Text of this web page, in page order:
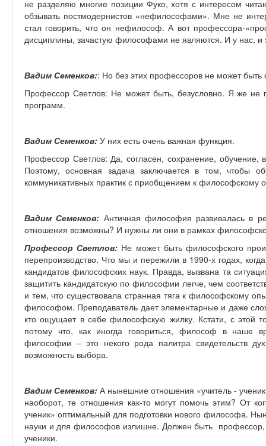
не разделяю многие позиции Фуко, хотя с интересом
обзывать постмодернистов «нефилософами». Мне не
стал говорить, что он нефилософ. А вот профессора-
дисциплины, зачастую философами не являются. И у нас, и
Вадим Семенков:: Но без этих профессоров не может
Профессор Светлов: Не может быть, безусловно. Я же не
программ.
Вадим Семенков: У них есть очень важная функция.
Профессор Светлов: Да, согласен, сохранение, обучение,
Поэтому, основная задача заключается в том, чтобы
коммуникативных практик с приобщением к философскому
Вадим Семенков: Античная философия развивалась в
отношения возможны? И нужны ли они в рамках
Профессор Светлов: Не может быть философского
перепроизводство. Что мы и пережили в 1990-х годах,
кандидатов философских наук. Правда, вызвана та
защитить кандидатскую по философии легче, чем
и тем, что существовала странная тяга к философскому
философом. Преподаватель дает элементарные и даже
кто ощущает в себе философскую жилку. Кстати, с этой
потому что, как иногда говориться, философ в наше
философии – это некого рода палитра свидетельств
возможность выбора.
Вадим Семенков: А нынешние отношения «учитель -
наоборот, те отношения как-то могут помочь этим? От
ученик» оптимальный для подготовки нового философа.
науки и для философов излишне. Должен быть профессор,
ученики.